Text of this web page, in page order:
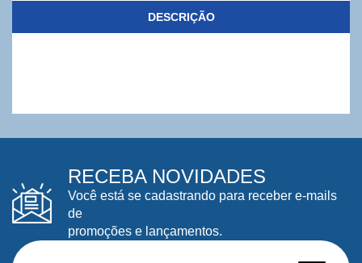
DESCRIÇÃO
RECEBA NOVIDADES
Você está se cadastrando para receber e-mails
de
promoções e lançamentos.